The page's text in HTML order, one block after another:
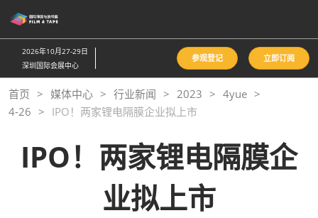
接
跳
至
内
容
2026年10月27-29日
深圳国际会展中心
参观登记 立即订阅
首页 媒体中心 行业新闻 2023
4yue
4-26
IPO！两家锂电隔膜企业拟上市
IPO！两家锂电隔膜企
业拟上市